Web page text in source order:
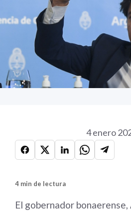
4 enero
4 min de lectura
El gobernador